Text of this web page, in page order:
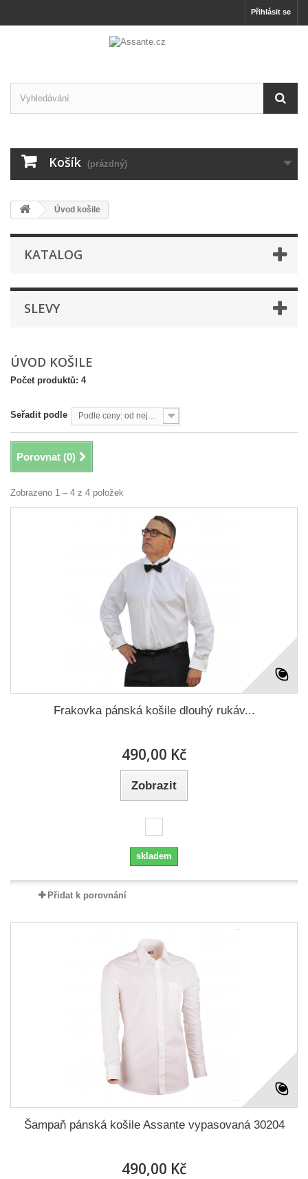
Přihlásit se
Košík (prázdný)
Úvod košile
KATALOG
SLEVY
ÚVOD KOŠILE
Počet produktů: 4
Seřadit podle Podle ceny: od nejvyšší
Porovnat (0)
Zobrazeno 1 – 4 z 4 položek
Frakovka pánská košile dlouhý rukáv...
490,00 Kč
Zobrazit
skladem
Přidat k porovnání
Šampaň pánská košile Assante vypasovaná 30204
490,00 Kč